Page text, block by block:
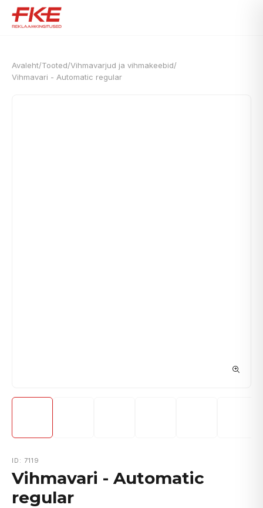
Avaleht/Tooted/Vihmavarjud ja vihmakeebid/
Vihmavari - Automatic regular
ID: 7119
Vihmavari - Automatic
regular